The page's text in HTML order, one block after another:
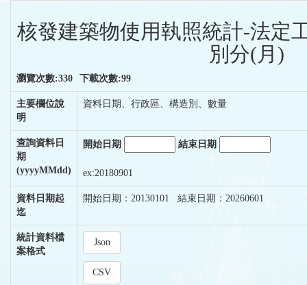
核發建築物使用執照統計-法定
別分(月)
瀏覽次數:330 下載次數:99
主要欄位說
明
資料日期、行政區、構造別、數量
查詢資料日
期
(yyyyMMdd)
開始日期 結束日期
ex:20180901
資料日期起
迄
開始日期：20130101 結束日期：20260601
統計資料檔
案格式
Json
CSV